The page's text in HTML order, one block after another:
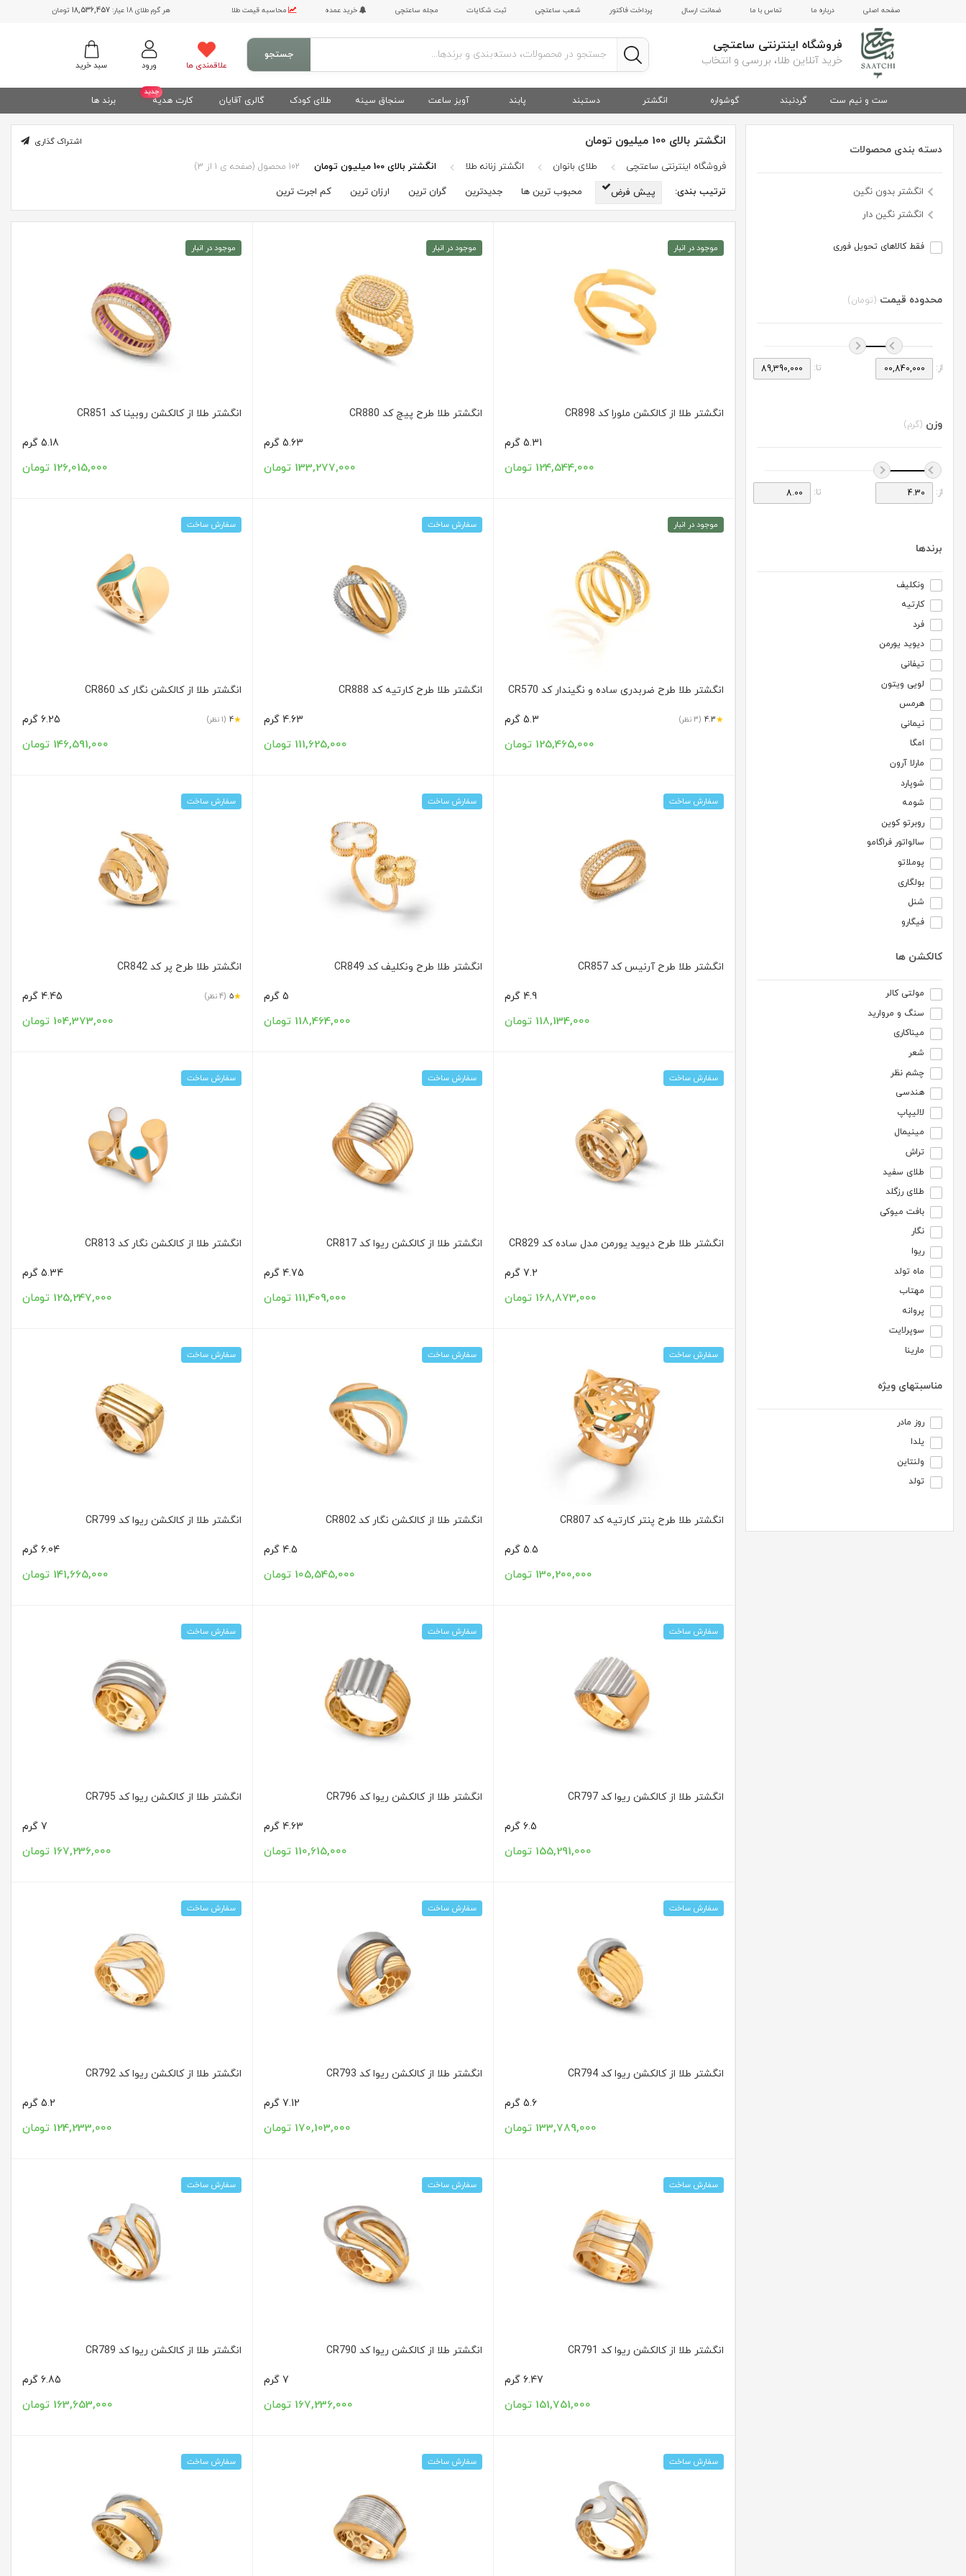
صفحه اصلی درباره ما تماس با ما ضمانت ارسال پرداخت فاکتور شعب ساعتچی ثبت شکایات مجله ساعتچی خرید عمده محاسبه قیمت طلا هر گرم طلای 18 عیار: 18,536,457 تومان
فروشگاه اینترنتی ساعتچی
خرید آنلاین طلا، بررسی و انتخاب سبد خرید ورود علاقمندی ها
جستجو
ست و نیم ست گردنبند گوشواره انگشتر دستبند پابند آویز ساعت سنجاق سینه طلای کودک گالری آقایان
جدید
کارت هدیه برند ها
دسته بندی محصولات
انگشتر بدون نگین
انگشتر نگین دار
فقط کالاهای تحویل فوری
محدوده قیمت (تومان)
از: تا:
وزن (گرم)
از: تا:
برندها
ونکلیف
کارتیه
فرد
دیوید یورمن
تیفانی
لویی ویتون
هرمس
نیمانی
امگا
مارلا آرون
شوپارد
شومه
روبرتو کوین
سالواتور فراگامو
پوملاتو
بولگاری
شنل
فیگارو
کالکشن ها
مولتی کالر
سنگ و مروارید
میناکاری
شعر
چشم نظر
هندسی
لالیپاپ
مینیمال
تراش
طلای سفید
طلای رزگلد
بافت میوکی
نگار
ریوا
ماه تولد
مهتاب
پروانه
سوپرلایت
مارینا
مناسبتهای ویژه
روز مادر
یلدا
ولنتاین
تولد
انگشتر بالای 100 میلیون تومان اشتراک گذاری
فروشگاه اینترنتی ساعتچی طلای بانوان انگشتر زنانه طلا انگشتر بالای 100 میلیون تومان 102 محصول (صفحه ی 1 از 3)
کم اجرت ترین ارزان ترین گران ترین جدیدترین محبوب ترین ها پیش فرض ترتیب بندی:
موجود در انبار
انگشتر طلا از کالکشن ملورا کد CR898
124,544,000 تومان
موجود در انبار
انگشتر طلا طرح پیچ کد CR880
133,277,000 تومان
موجود در انبار
انگشتر طلا از کالکشن روبینا کد CR851
126,015,000 تومان
موجود در انبار
انگشتر طلا طرح ضربدری ساده و نگیندار کد CR570
★
4.3 (3 نظر)
125,465,000 تومان
سفارش ساخت
انگشتر طلا طرح کارتیه کد CR888
111,625,000 تومان
سفارش ساخت
انگشتر طلا از کالکشن نگار کد CR860
★
4 (1 نظر)
146,591,000 تومان
سفارش ساخت
انگشتر طلا طرح آرنیس کد CR857
118,134,000 تومان
سفارش ساخت
انگشتر طلا طرح ونکلیف کد CR849
118,464,000 تومان
سفارش ساخت
انگشتر طلا طرح پر کد CR842
★
5 (4 نظر)
104,373,000 تومان
سفارش ساخت
انگشتر طلا طرح دیوید یورمن مدل ساده کد CR829
168,873,000 تومان
سفارش ساخت
انگشتر طلا از کالکشن ریوا کد CR817
111,409,000 تومان
سفارش ساخت
انگشتر طلا از کالکشن نگار کد CR813
125,247,000 تومان
سفارش ساخت
انگشتر طلا طرح پنتر کارتیه کد CR807
130,200,000 تومان
سفارش ساخت
انگشتر طلا از کالکشن نگار کد CR802
105,545,000 تومان
سفارش ساخت
انگشتر طلا از کالکشن ریوا کد CR799
141,665,000 تومان
سفارش ساخت
انگشتر طلا از کالکشن ریوا کد CR797
155,291,000 تومان
سفارش ساخت
انگشتر طلا از کالکشن ریوا کد CR796
110,615,000 تومان
سفارش ساخت
انگشتر طلا از کالکشن ریوا کد CR795
167,236,000 تومان
سفارش ساخت
انگشتر طلا از کالکشن ریوا کد CR794
133,789,000 تومان
سفارش ساخت
انگشتر طلا از کالکشن ریوا کد CR793
170,103,000 تومان
سفارش ساخت
انگشتر طلا از کالکشن ریوا کد CR792
124,233,000 تومان
سفارش ساخت
انگشتر طلا از کالکشن ریوا کد CR791
151,751,000 تومان
سفارش ساخت
انگشتر طلا از کالکشن ریوا کد CR790
167,236,000 تومان
سفارش ساخت
انگشتر طلا از کالکشن ریوا کد CR789
163,653,000 تومان
سفارش ساخت سفارش ساخت سفارش ساخت